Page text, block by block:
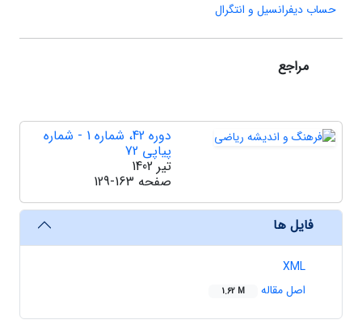
حساب دیفرانسیل و انتگرال
مراجع
دوره 42، شماره 1 - شماره
پیاپی 72
تیر 1402
صفحه 129-163
فایل ها
XML
اصل مقاله
1.62 M